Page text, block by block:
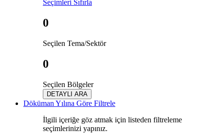
Seçimleri Sıfırla
0
Seçilen Tema/Sektör
0
Seçilen Bölgeler
DETAYLI ARA
Döküman Yılına Göre Filtrele
İlgili içeriğe göz atmak için listeden filtreleme
seçimlerinizi yapınız.